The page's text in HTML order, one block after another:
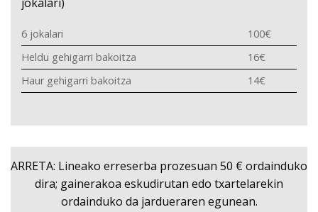
6 jokalari
100€
Heldu gehigarri bakoitza
16€
Haur gehigarri bakoitza
14€
ARRETA: Lineako erreserba prozesuan 50 € ordainduko
dira; gainerakoa eskudirutan edo txartelarekin
ordainduko da jardueraren egunean.